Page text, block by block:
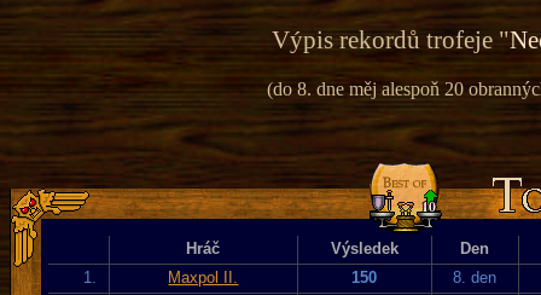
Výpis rekordů trofeje "
(do 8. dne měj alespoň 20
Hráč Výsledek
Den
1.
Maxpol II. 150
8. den